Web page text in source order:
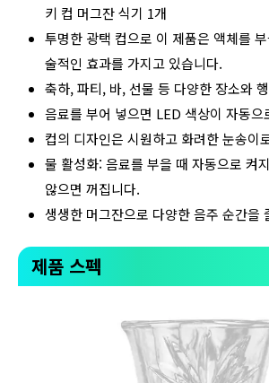
키 컵 머그잔 식기 1개
투명한 광택 컵으로 이 제품은 액체를
술적인 효과를 가지고 있습니다.
축하, 파티, 바, 선물 등 다양한 장소와
음료를 부어 넣으면 LED 색상이 자동으
컵의 디자인은 시원하고 화려한 눈송이
물 활성화: 음료를 부을 때 자동으로 켜
않으면 꺼집니다.
생생한 머그잔으로 다양한 음주 순간을
제품 스펙